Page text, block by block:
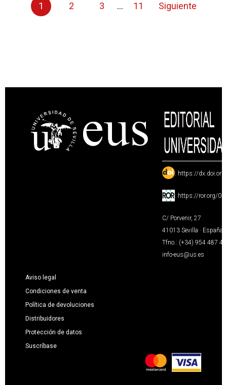
1 2 3 ... 11 Siguiente
: https://
: https://ror.org/
C/ Porvenir, 27
41013 Sevilla · España
Tfno.: (+34) 954 487
info-eus@us.es
Aviso legal
Condiciones de venta
Política de devoluciones
Distribuidores
Protección de datos
Suscríbase